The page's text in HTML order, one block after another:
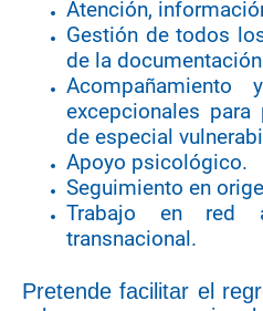
Atención,
Gestión de todos
de la
Acompañamiento
excepcionales
de especial
Apoyo psicológico.
Seguimiento en
Trabajo en red
transnacional.
Pretende facilitar el